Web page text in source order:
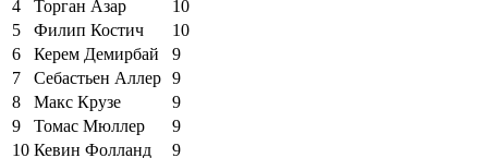
4
Торган Азар
10
5
Филип Костич
10
6
Керем Демирбай
9
7
Себастьен Аллер 9
8
Макс Крузе
9
9
Томас Мюллер
9
10 Кевин Фолланд
9